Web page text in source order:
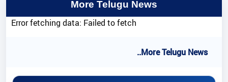
More Telugu News
Error fetching data: Failed to fetch
..More Telugu News